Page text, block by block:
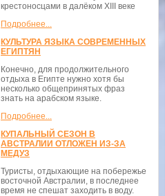
крестоносцами в далёком XIII веке
Подробнее...
КУЛЬТУРА ЯЗЫКА СОВРЕМЕННЫХ
ЕГИПТЯН
Конечно, для продолжительного
отдыха в Египте нужно хотя бы
несколько общепринятых фраз
знать на арабском языке.
Подробнее...
КУПАЛЬНЫЙ СЕЗОН В
АВСТРАЛИИ ОТЛОЖЕН ИЗ-ЗА
МЕДУЗ
Туристы, отдыхающие на побережье
восточной Австралии, в последнее
время не спешат заходить в воду.